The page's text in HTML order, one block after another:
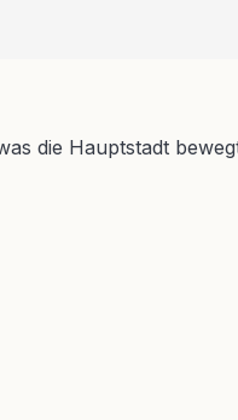
die Hauptstadt